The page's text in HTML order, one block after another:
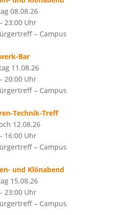
08.08.26
23:00 Uhr
– Campus
Bar
11.08.26
20:00 Uhr
– Campus
Technik-Treff
12.08.26
16:00 Uhr
– Campus
und Klönabend
15.08.26
23:00 Uhr
– Campus